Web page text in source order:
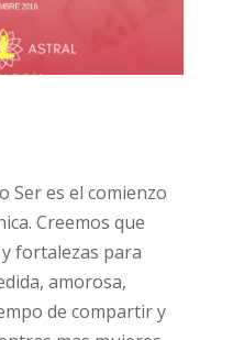
Ser es el comienzo
Creemos que
fortalezas para
amorosa,
de compartir y